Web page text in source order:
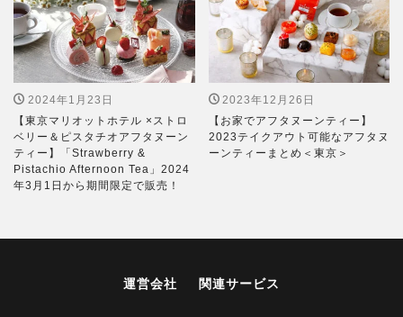
2024年1月23日
【東京マリオットホテル ×ストロ
ベリー＆ピスタチオアフタヌーン
ティー】「Strawberry &
Pistachio Afternoon Tea」2024
年3月1日から期間限定で販売！
2023年12月26日
【お家でアフタヌーンティー】
2023テイクアウト可能なアフタヌ
ーンティーまとめ＜東京＞
運営会社 関連サービス